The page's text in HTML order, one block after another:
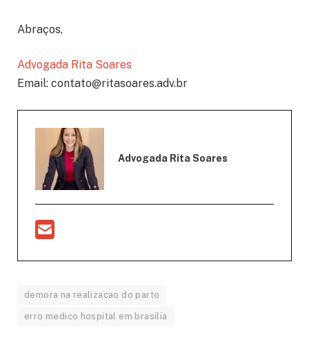
Abraços,
Advogada Rita Soares
Email: contato@ritasoares.adv.br
Advogada Rita Soares
demora na realizacao do parto
erro medico hospital em brasilia